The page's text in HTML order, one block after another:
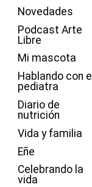
Novedades
Podcast Arte
Libre
Mi mascota
Hablando con el
pediatra
Diario de
nutrición
Vida y familia
Eñe
Celebrando la
vida